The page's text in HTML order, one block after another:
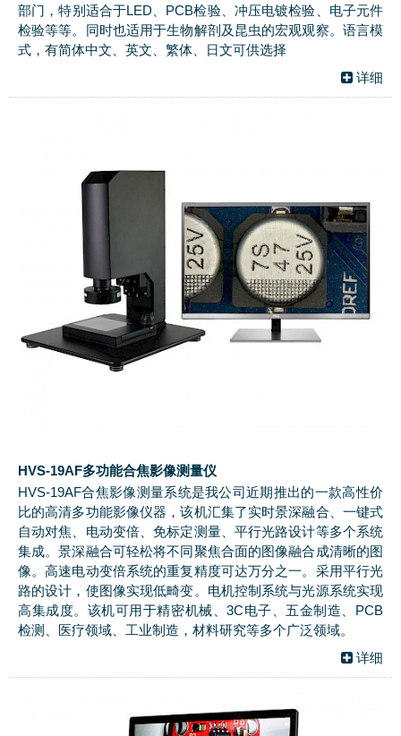
部门，特别适合于LED、PCB检验、冲压电镀检验、电子元件
检验等等。同时也适用于生物解剖及昆虫的宏观观察。语言模
式，有简体中文、英文、繁体、日文可供选择
详细
HVS-19AF多功能合焦影像测量仪
HVS-19AF合焦影像测量系统是我公司近期推出的一款高性价
比的高清多功能影像仪器，该机汇集了实时景深融合、一键式
自动对焦、电动变倍、免标定测量、平行光路设计等多个系统
集成。景深融合可轻松将不同聚焦合面的图像融合成清晰的图
像。高速电动变倍系统的重复精度可达万分之一。采用平行光
路的设计，使图像实现低畸变。电机控制系统与光源系统实现
高集成度。该机可用于精密机械、3C电子、五金制造、PCB
检测、医疗领域、工业制造，材料研究等多个广泛领域。
详细